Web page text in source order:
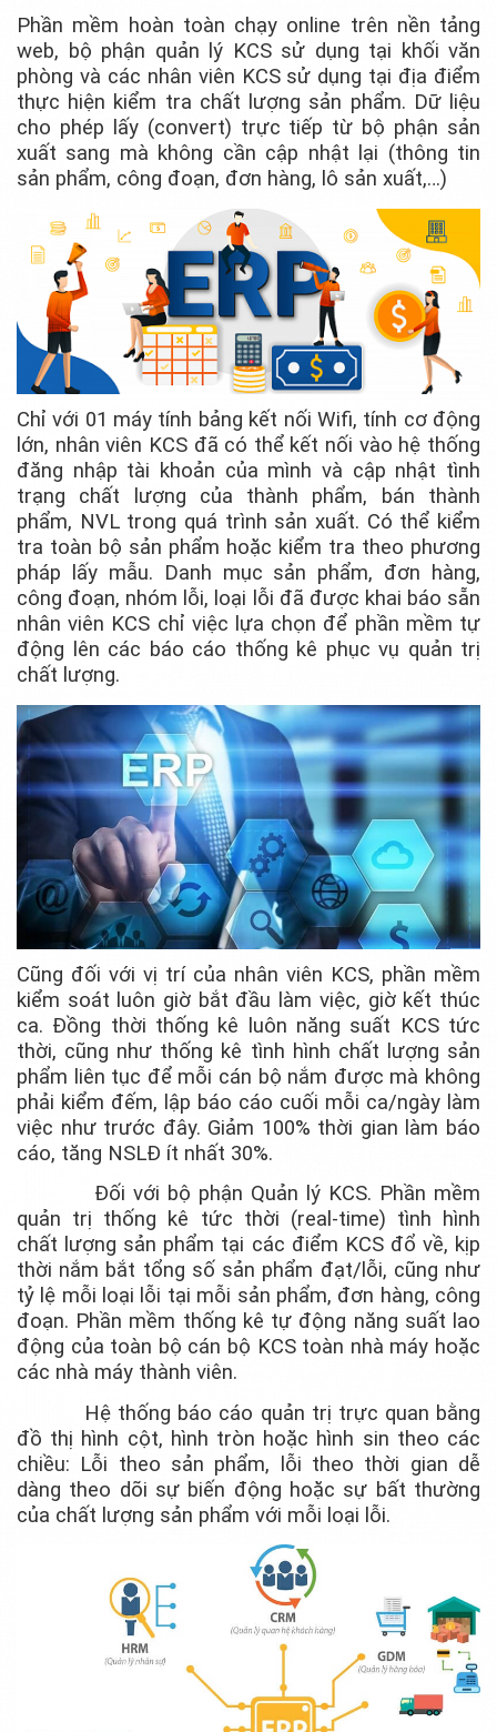
Phần mềm hoàn toàn chạy online trên nền tảng
web, bộ phận quản lý KCS sử dụng tại khối văn
phòng và các nhân viên KCS sử dụng tại địa điểm
thực hiện kiểm tra chất lượng sản phẩm. Dữ liệu
cho phép lấy (convert) trực tiếp từ bộ phận sản
xuất sang mà không cần cập nhật lại (thông tin
sản phẩm, công đoạn, đơn hàng, lô sản xuất,…)
Chỉ với 01 máy tính bảng kết nối Wifi, tính cơ động
lớn, nhân viên KCS đã có thể kết nối vào hệ thống
đăng nhập tài khoản của mình và cập nhật tình
trạng chất lượng của thành phẩm, bán thành
phẩm, NVL trong quá trình sản xuất. Có thể kiểm
tra toàn bộ sản phẩm hoặc kiểm tra theo phương
pháp lấy mẫu. Danh mục sản phẩm, đơn hàng,
công đoạn, nhóm lỗi, loại lỗi đã được khai báo sẵn
nhân viên KCS chỉ việc lựa chọn để phần mềm tự
động lên các báo cáo thống kê phục vụ quản trị
chất lượng.
Cũng đối với vị trí của nhân viên KCS, phần mềm
kiểm soát luôn giờ bắt đầu làm việc, giờ kết thúc
ca. Đồng thời thống kê luôn năng suất KCS tức
thời, cũng như thống kê tình hình chất lượng sản
phẩm liên tục để mỗi cán bộ nắm được mà không
phải kiểm đếm, lập báo cáo cuối mỗi ca/ngày làm
việc như trước đây. Giảm 100% thời gian làm báo
cáo, tăng NSLĐ ít nhất 30%.
Đối với bộ phận Quản lý KCS. Phần mềm
quản trị thống kê tức thời (real-time) tình hình
chất lượng sản phẩm tại các điểm KCS đổ về, kịp
thời nắm bắt tổng số sản phẩm đạt/lỗi, cũng như
tỷ lệ mỗi loại lỗi tại mỗi sản phẩm, đơn hàng, công
đoạn. Phần mềm thống kê tự động năng suất lao
động của toàn bộ cán bộ KCS toàn nhà máy hoặc
các nhà máy thành viên.
Hệ thống báo cáo quản trị trực quan bằng
đồ thị hình cột, hình tròn hoặc hình sin theo các
chiều: Lỗi theo sản phẩm, lỗi theo thời gian dễ
dàng theo dõi sự biến động hoặc sự bất thường
của chất lượng sản phẩm với mỗi loại lỗi.